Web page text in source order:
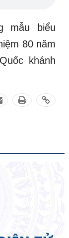
mẫu biểu
80 năm
khánh